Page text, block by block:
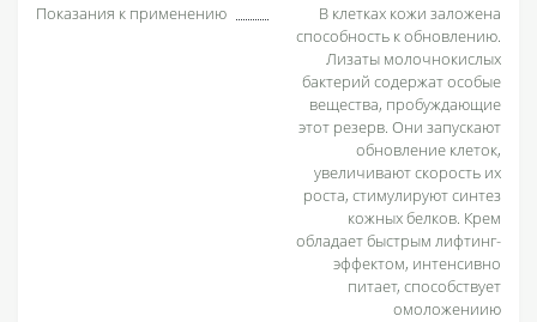
Показания к применению
В клетках кожи заложена
способность к обновлению.
Лизаты молочнокислых
бактерий содержат особые
вещества, пробуждающие
этот резерв. Они запускают
обновление клеток,
увеличивают скорость их
роста, стимулируют синтез
кожных белков. Крем
обладает быстрым лифтинг-
эффектом, интенсивно
питает, способствует
омоложениию